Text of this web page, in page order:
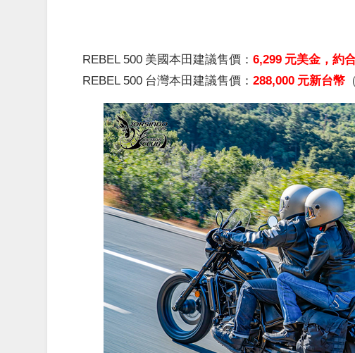
REBEL 500 美國本田建議售價：6,299 元美金，約
REBEL 500 台灣本田建議售價：288,000 元新台幣